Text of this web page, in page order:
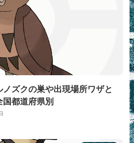
ノズクの巣や出現場所ワザと
都道府県別